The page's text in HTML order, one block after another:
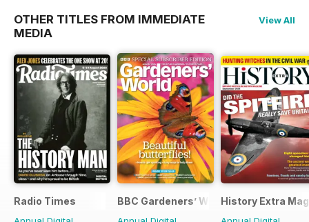
OTHER TITLES FROM IMMEDIATE
MEDIA
View All
Radio Times BBC Gardeners’ World Magazine
History Extra